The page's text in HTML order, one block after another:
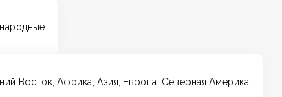
Восток, Африка, Азия, Европа, Северная Америка